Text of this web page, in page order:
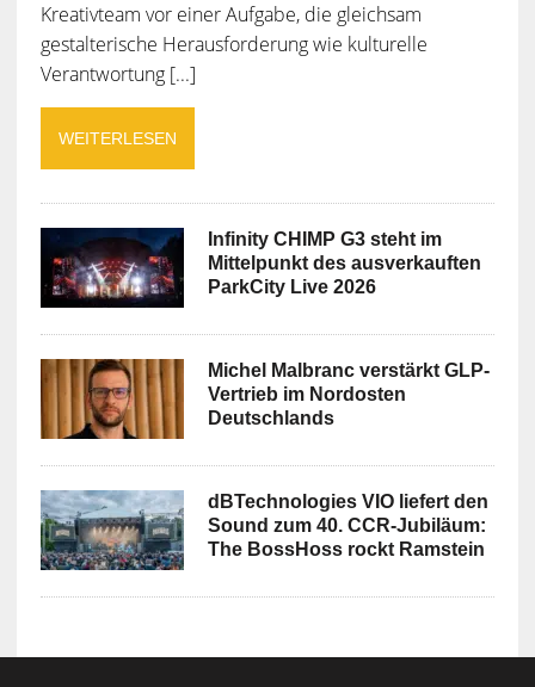
Kreativteam vor einer Aufgabe, die gleichsam
gestalterische Herausforderung wie kulturelle
Verantwortung [...]
WEITERLESEN
Infinity CHIMP G3 steht im
Mittelpunkt des ausverkauften
ParkCity Live 2026
Michel Malbranc verstärkt GLP-
Vertrieb im Nordosten
Deutschlands
dBTechnologies VIO liefert den
Sound zum 40. CCR-Jubiläum:
The BossHoss rockt Ramstein